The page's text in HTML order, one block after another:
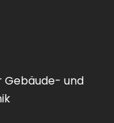
Gebäude- und